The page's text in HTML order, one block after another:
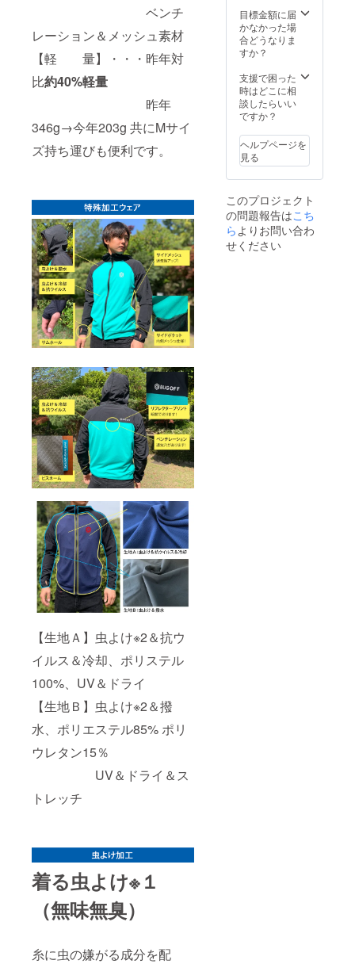
ベンチ
レーション＆メッシュ素材
【軽 量】・・・昨年対
比約40%軽量
昨年
346g→今年203g 共にMサイ
ズ持ち運びも便利です。
【生地Ａ】虫よけ※2＆抗ウ
イルス＆冷却、ポリステル
100%、UV＆ドライ
【生地Ｂ】虫よけ※2＆撥
水、ポリエステル85% ポリ
ウレタン15％
UV＆ドライ＆ス
トレッチ
着る虫よけ※１
（無味無臭）
糸に虫の嫌がる成分を配
イズ、
アイス
グレー
納品ス
ジュー
ル：8月
頭から
順に発
目標金額に届
かなかった場
合どうなりま
すか？
支援で困った
時はどこに相
談したらいい
ですか？
ヘルプページを
見る
このプロジェクト
の問題報告はこち
ら よりお問い合わ
せください